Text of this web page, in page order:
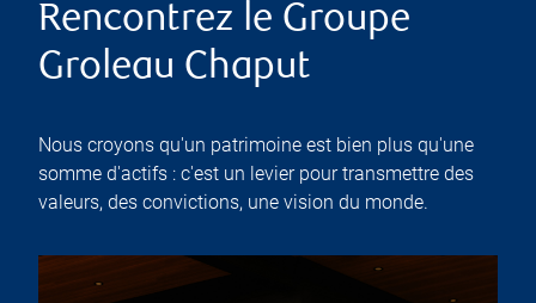
Rencontrez le Groupe
Groleau Chaput
Nous croyons qu'un patrimoine est bien plus qu'une
somme d'actifs : c'est un levier pour transmettre des
valeurs, des convictions, une vision du monde.